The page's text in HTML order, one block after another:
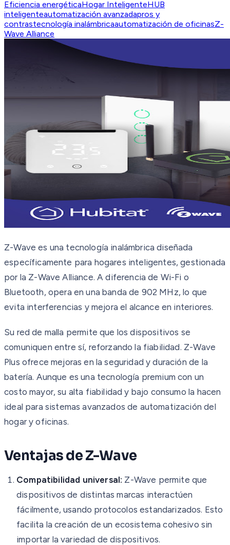
Eficiencia energéticaHogar InteligenteHUB
inteligenteautomatización avanzadapros y
contrastecnología inalámbricaautomatización de oficinasZ-
Wave Alliance
Z-Wave es una tecnología inalámbrica diseñada
específicamente para hogares inteligentes, gestionada
por la Z-Wave Alliance. A diferencia de Wi-Fi o
Bluetooth, opera en una banda de 902 MHz, lo que
evita interferencias y mejora el alcance en interiores.
Su red de malla permite que los dispositivos se
comuniquen entre sí, reforzando la fiabilidad. Z-Wave
Plus ofrece mejoras en la seguridad y duración de la
batería. Aunque es una tecnología premium con un
costo mayor, su alta fiabilidad y bajo consumo la hacen
ideal para sistemas avanzados de automatización del
hogar y oficinas.
Ventajas de Z-Wave
Compatibilidad universal: Z-Wave permite que
dispositivos de distintas marcas interactúen
fácilmente, usando protocolos estandarizados. Esto
facilita la creación de un ecosistema cohesivo sin
importar la variedad de dispositivos.